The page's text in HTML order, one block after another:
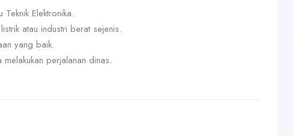
Elektronika.
atau industri berat sejenis.
yang baik.
perjalanan dinas.